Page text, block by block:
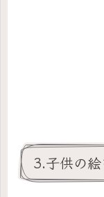
3.子供の